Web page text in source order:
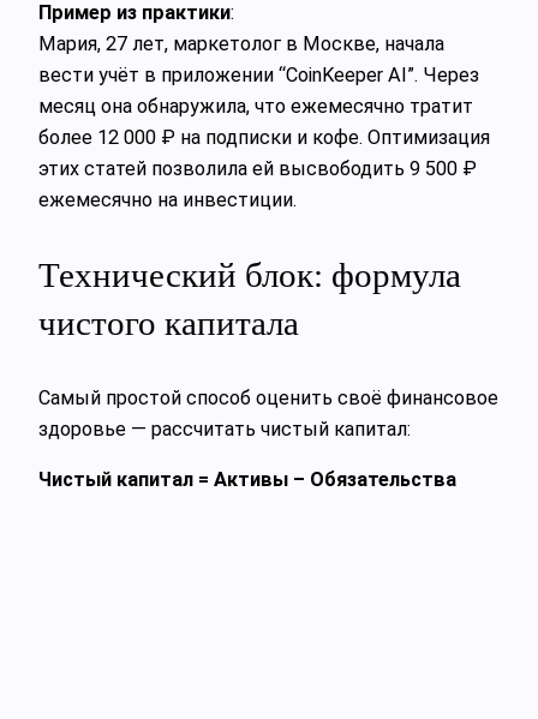
Пример из практики:
Мария, 27 лет, маркетолог в Москве, начала
вести учёт в приложении “CoinKeeper AI”. Через
месяц она обнаружила, что ежемесячно тратит
более 12 000 ₽ на подписки и кофе. Оптимизация
этих статей позволила ей высвободить 9 500 ₽
ежемесячно на инвестиции.
Технический блок: формула
чистого капитала
Самый простой способ оценить своё финансовое
здоровье — рассчитать чистый капитал:
Чистый капитал = Активы – Обязательства